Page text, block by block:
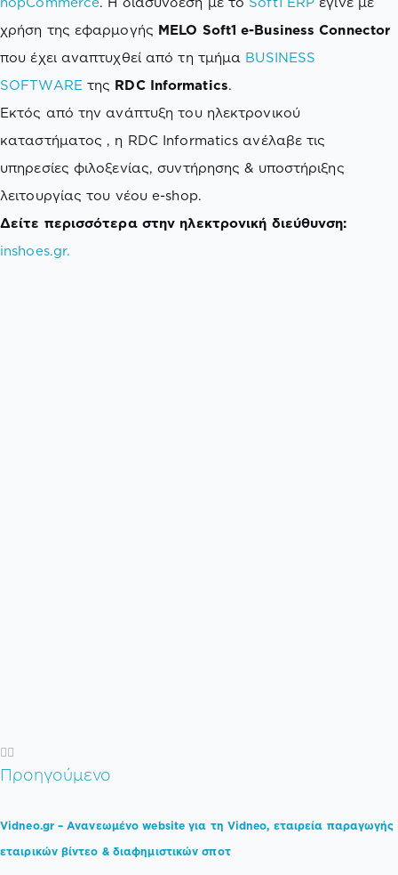
χρήση της εφαρμογής MELO Soft1 e-Business Connector
που έχει αναπτυχθεί από τη τμήμα BUSINESS
SOFTWAREτης RDC Informatics.
Εκτός από την ανάπτυξη του ηλεκτρονικού
καταστήματος , η RDC Informatics ανέλαβε τις
υπηρεσίες φιλοξενίας, συντήρησης & υποστήριξης
λειτουργίας του νέου e-shop.
Δείτε περισσότερα στην ηλεκτρονική διεύθυνση:
inshoes.gr.
Προηγούμενο
Vidneo.gr – Ανανεωμένο website για τη Vidneo, εταιρεία παραγωγής
εταιρικών βίντεο & διαφημιστικών σποτ